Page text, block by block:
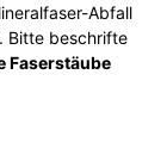
Abfall
Bitte beschrifte
Faserstäube